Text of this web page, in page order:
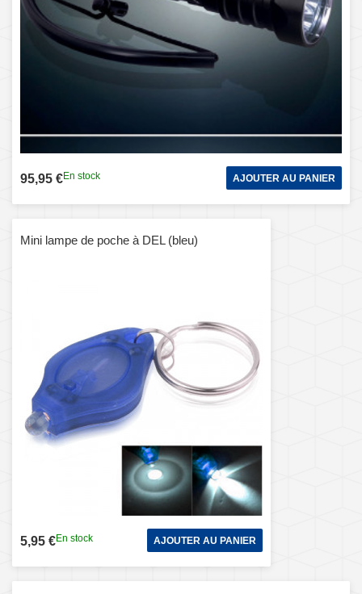
95,95 €En stock AJOUTER AU PANIER
Mini lampe de poche à DEL (bleu)
5,95 €En stock AJOUTER AU PANIER